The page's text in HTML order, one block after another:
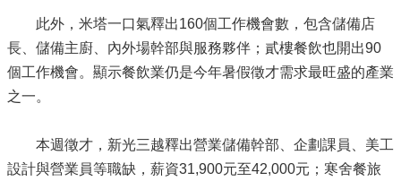
此外，米塔一口氣釋出160個工作機會數，包含儲備店
長、儲備主廚、內外場幹部與服務夥伴；貳樓餐飲也開出90
個工作機會。顯示餐飲業仍是今年暑假徵才需求最旺盛的產業
之一。
本週徵才，新光三越釋出營業儲備幹部、企劃課員、美工
設計與營業員等職缺，薪資31,900元至42,000元；寒舍餐旅